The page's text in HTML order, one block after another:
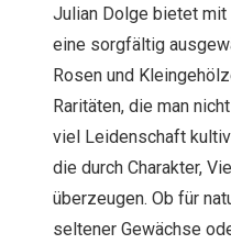
Julian Dolge bietet
eine sorgfältig
Rosen und
Raritäten, die man
viel Leidenschaft
die durch Charakter,
überzeugen. Ob für
seltener Gewächse